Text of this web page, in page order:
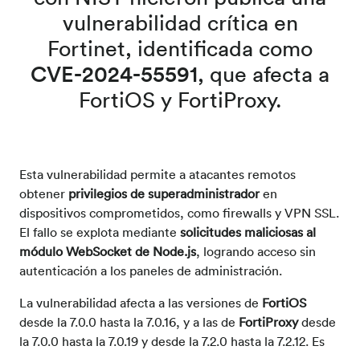
vulnerabilidad crítica en
Fortinet, identificada como
CVE-2024-55591, que afecta a
FortiOS y FortiProxy.
Esta vulnerabilidad permite a atacantes remotos
obtener privilegios de superadministradoren
dispositivos comprometidos, como firewalls y VPN SSL.
El fallo se explota mediante solicitudes maliciosas al
módulo WebSocket de Node.js, logrando acceso sin
autenticación a los paneles de administración.
La vulnerabilidad afecta a las versiones de FortiOS
desde la 7.0.0 hasta la 7.0.16, y a las de FortiProxydesde
la 7.0.0 hasta la 7.0.19 y desde la 7.2.0 hasta la 7.2.12. Es